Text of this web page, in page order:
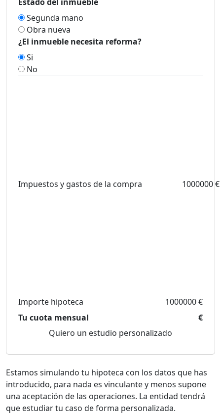
Segunda mano
Obra nueva
¿El inmueble necesita reforma?
Si
No
Impuestos y gastos de la compra 1000000 €
Importe hipoteca
1000000 €
Tu cuota mensual
€
Quiero un estudio personalizado
Estamos simulando tu hipoteca con los datos que has
introducido, para nada es vinculante y menos supone
una aceptación de las operaciones. La entidad tendrá
que estudiar tu caso de forma personalizada.